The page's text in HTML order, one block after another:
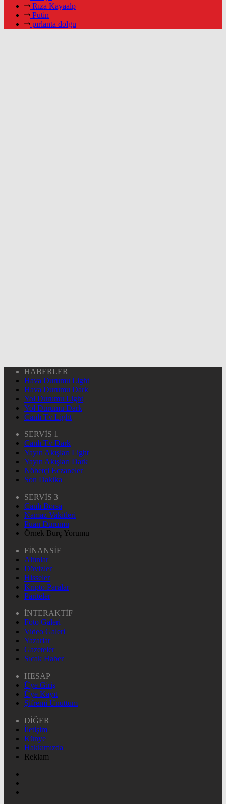
Rıza Kayaalp
Putin
pırlanta dolgu
HABERLER
Hava Durumu Light
Hava Durumu Dark
Yol Durumu Light
Yol Durumu Dark
Canlı Tv Light
SERVİS 1
Canlı Tv Dark
Yayın Akışları Light
Yayın Akışları Dark
Nöbetçi Eczaneler
Son Dakika
SERVİS 3
Canlı Borsa
Namaz Vakitleri
Puan Durumu
Örnek Burç Yorumu
FİNANSİF
Altınlar
Dövizler
Hisseler
Kripto Paralar
Pariteler
İNTERAKTİF
Foto Galeri
Video Galeri
Yazarlar
Gazeteler
Sıcak Haber
HESAP
Üye Giriş
Üye Kayıt
Şifremi Unuttum
DİĞER
İletişim
Künye
Hakkımızda
Reklam